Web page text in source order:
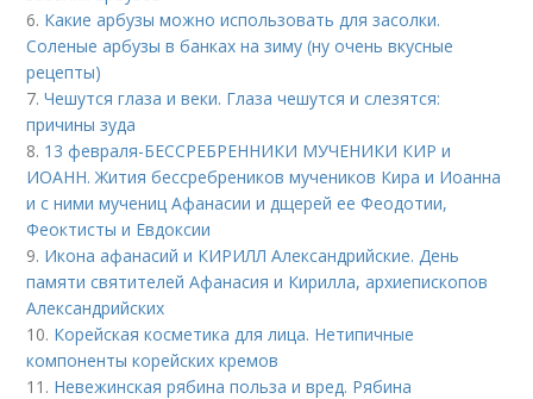
6. Какие арбузы можно использовать для засолки.
Соленые арбузы в банках на зиму (ну очень вкусные
рецепты)
7.Чешутся глаза и веки. Глаза чешутся и слезятся:
причины зуда
8. 13 февраля-БЕССРЕБРЕННИКИ МУЧЕНИКИ КИР и
ИОАНН. Жития бессребреников мучеников Кира и Иоанна
и с ними мучениц Афанасии и дщерей ее Феодотии,
Феоктисты и Евдоксии
9. Икона афанасий и КИРИЛЛ Александрийские. День
памяти святителей Афанасия и Кирилла, архиепископов
Александрийских
10. Корейская косметика для лица. Нетипичные
компоненты корейских кремов
11. Невежинская рябина польза и вред. Рябина